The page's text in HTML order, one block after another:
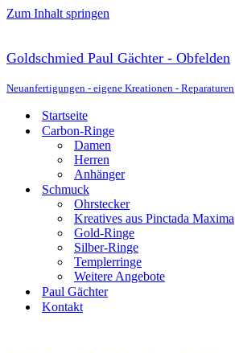
Zum Inhalt springen
Goldschmied Paul Gächter - Obfelden
Neuanfertigungen - eigene Kreationen - Reparaturen
Startseite
Carbon-Ringe
Damen
Herren
Anhänger
Schmuck
Ohrstecker
Kreatives aus Pinctada Maxima
Gold-Ringe
Silber-Ringe
Templerringe
Weitere Angebote
Paul Gächter
Kontakt